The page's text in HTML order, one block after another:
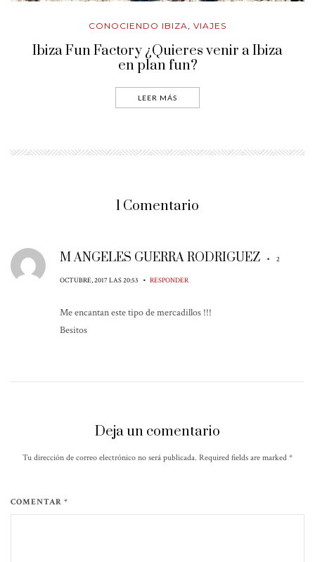
CONOCIENDO IBIZA, VIAJES
Ibiza Fun Factory ¿Quieres venir a Ibiza
en plan fun?
LEER MÁS
1 Comentario
M ANGELES GUERRA RODRIGUEZ • 2
OCTUBRE, 2017 LAS 20:53 • RESPONDER
Me encantan este tipo de mercadillos !!!
Besitos
Deja un comentario
Tu dirección de correo electrónico no será publicada. Required fields are marked *
COMENTAR *